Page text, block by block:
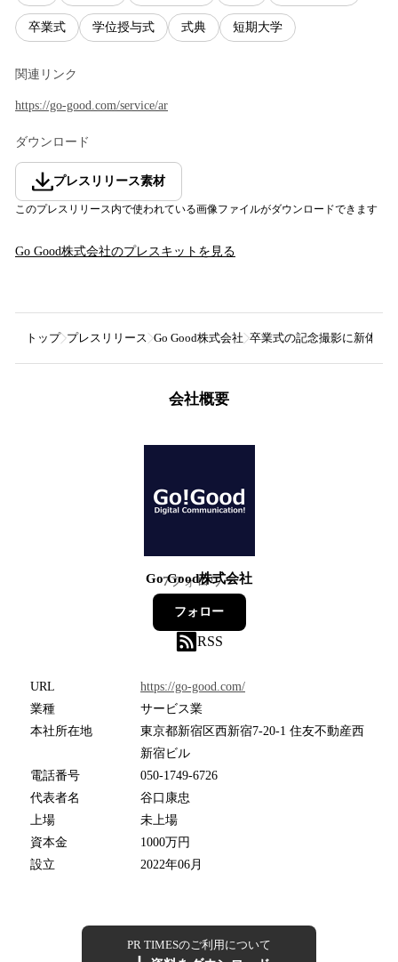
卒業式 学位授与式 式典 短期大学
関連リンク
https://go-good.com/service/ar
ダウンロード
プレスリリース素材
このプレスリリース内で使われている画像ファイルがダウンロードできます
Go Good株式会社のプレスキットを見る
トップ プレスリリース Go Good株式会社 卒業式の記念撮影に新体験
会社概要
Go Good株式会社
7フォロワー
フォロー
RSS
URL
https://go-good.com/
業種
サービス業
本社所在地
東京都新宿区西新宿7-20-1 住友不動産西
新宿ビル
電話番号
050-1749-6726
代表者名
谷口康忠
上場
未上場
資本金
1000万円
設立
2022年06月
PR TIMESのご利用について